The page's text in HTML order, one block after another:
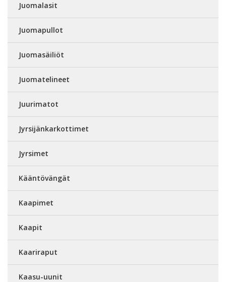
Juomalasit
Juomapullot
Juomasäiliöt
Juomatelineet
Juurimatot
Jyrsijänkarkottimet
Jyrsimet
Kääntövängät
Kaapimet
Kaapit
Kaariraput
Kaasu-uunit